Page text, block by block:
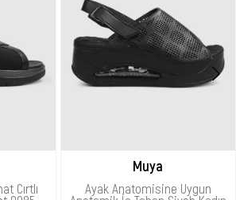
Cırtlı
Muya
Ayak Anatomisine Uygun